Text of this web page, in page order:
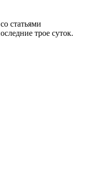
статьями
трое суток.